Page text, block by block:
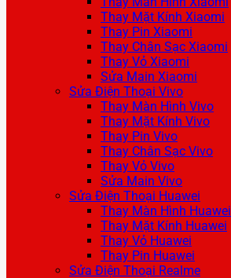
Thay Mặt Kính Xiaomi
Thay Pin Xiaomi
Thay Chân Sạc Xiaomi
Thay Vỏ Xiaomi
Sửa Main Xiaomi
Sửa Điện Thoại Vivo
Thay Màn Hình Vivo
Thay Mặt Kính Vivo
Thay Pin Vivo
Thay Chân Sạc Vivo
Thay Vỏ Vivo
Sửa Main Vivo
Sửa Điện Thoại Huawei
Thay Màn Hình Huawei
Thay Mặt Kính Huawei
Thay Vỏ Huawei
Thay Pin Huawei
Sửa Điện Thoại Realme